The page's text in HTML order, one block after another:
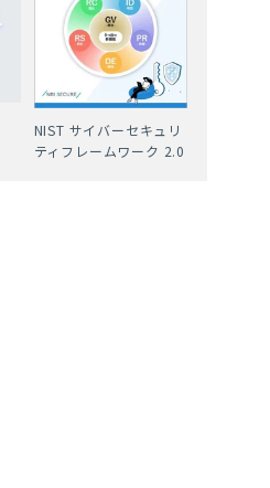
NIST サイバーセキュリ
ティフレームワーク 2.0